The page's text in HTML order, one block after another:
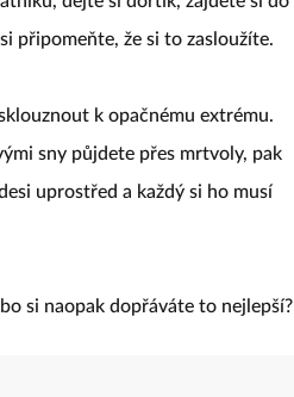
připomeňte, že si to zasloužíte.
k opačnému extrému.
sny půjdete přes mrtvoly, pak
uprostřed a každý si ho musí
si naopak dopřáváte to nejlepší?